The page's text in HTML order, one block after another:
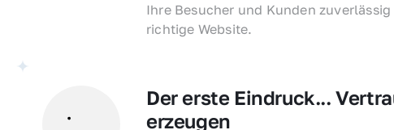
Ihre Besucher und Kunden
richtige Website.
Der erste Eindruck...
erzeugen